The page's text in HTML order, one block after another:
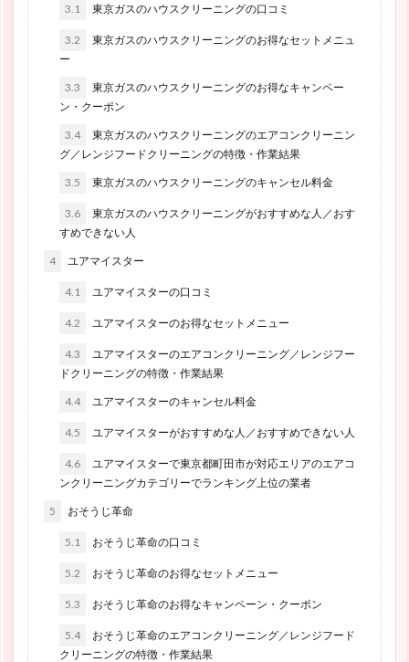
3.1 東京ガスのハウスクリーニングの口コミ
3.2
東京ガスのハウスクリーニングのお得なセットメニュ
ー
3.3
東京ガスのハウスクリーニングのお得なキャンペー
ン・クーポン
3.4
東京ガスのハウスクリーニングのエアコンクリーニン
グ／レンジフードクリーニングの特徴・作業結果
3.5 東京ガスのハウスクリーニングのキャンセル料金
3.6
東京ガスのハウスクリーニングがおすすめな人／おす
すめできない人
4 ユアマイスター
4.1 ユアマイスターの口コミ
4.2 ユアマイスターのお得なセットメニュー
4.3
ユアマイスターのエアコンクリーニング／レンジフー
ドクリーニングの特徴・作業結果
4.4 ユアマイスターのキャンセル料金
4.5 ユアマイスターがおすすめな人／おすすめできない人
4.6
ユアマイスターで東京都町田市が対応エリアのエアコ
ンクリーニングカテゴリーでランキング上位の業者
5 おそうじ革命
5.1 おそうじ革命の口コミ
5.2 おそうじ革命のお得なセットメニュー
5.3 おそうじ革命のお得なキャンペーン・クーポン
5.4
おそうじ革命のエアコンクリーニング／レンジフード
クリーニングの特徴・作業結果